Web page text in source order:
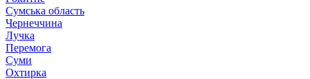
Сумська область
Чернеччина
Лучка
Перемога
Суми
Охтирка